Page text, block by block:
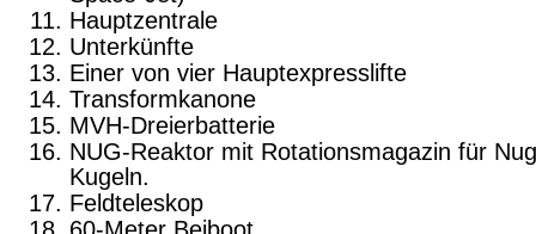
Hauptzentrale
Unterkünfte
Einer von vier Hauptexpresslifte
Transformkanone
MVH-Dreierbatterie
NUG-Reaktor mit Rotationsmagazin für
Kugeln.
Feldteleskop